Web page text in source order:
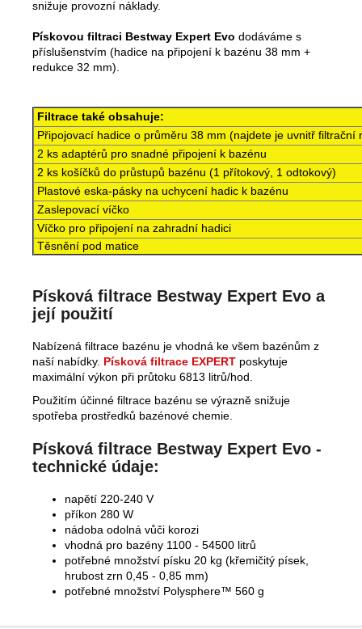
snižuje provozní náklady.
Pískovou filtraci Bestway Expert Evo dodáváme s
příslušenstvím (hadice na připojení k bazénu 38 mm +
redukce 32 mm).
Filtrace také obsahuje:
Připojovací hadice o průměru 38 mm (najdete je uvnitř filtrační
2 ks adaptérů pro snadné připojení k bazénu
2 ks košíčků do průstupů bazénu (1 přítokový, 1 odtokový)
Plastové eska-pásky na uchycení hadic k bazénu
Zaslepovací víčko
Víčko pro připojení na zahradní hadici
Těsnění pod matice
Písková filtrace Bestway Expert Evo a
její použití
Nabízená filtrace bazénu je vhodná ke všem bazénům z
naší nabídky. Písková filtrace EXPERT poskytuje
maximální výkon při průtoku 6813 litrů/hod.
Použitím účinné filtrace bazénu se výrazně snižuje
spotřeba prostředků bazénové chemie.
Písková filtrace Bestway Expert Evo -
technické údaje:
napětí 220-240 V
příkon 280 W
nádoba odolná vůči korozi
vhodná pro bazény 1100 - 54500 litrů
potřebné množství písku 20 kg (křemičitý písek,
hrubost zrn 0,45 - 0,85 mm)
potřebné množství Polysphere™ 560 g